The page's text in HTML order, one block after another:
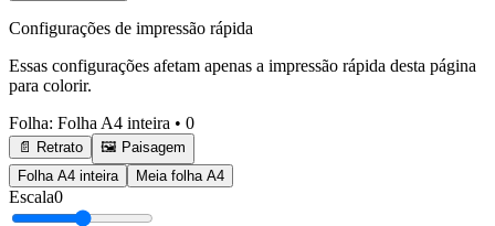
Configurações de impressão rápida
Essas configurações afetam apenas a impressão rápida desta página
para colorir.
Folha: Folha A4 inteira • 0
📄 Retrato
🖼️ Paisagem
Folha A4 inteira
Meia folha A4
Escala0